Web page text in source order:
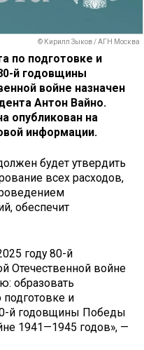
© Кирилл Зыков / АГН Москва
по подготовке и
й годовщины
войне назначен
Антон Вайно.
опубликован на
информации.
будет утвердить
всех расходов,
обеспечит
году 80-й
Отечественной войне
образовать
и
й годовщины Победы
1941—1945 годов», —